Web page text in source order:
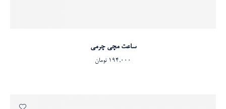
افزودن به سبد خرید
ساعت مچی چرمی
194,000 تومان